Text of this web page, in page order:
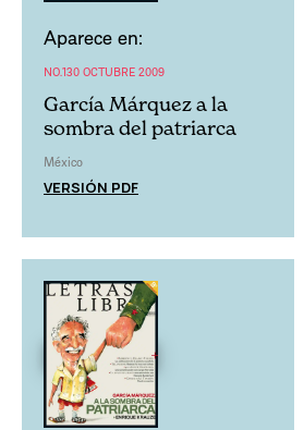
Aparece en:
NO.130 OCTUBRE 2009
García Márquez a la
sombra del patriarca
México
VERSIÓN PDF